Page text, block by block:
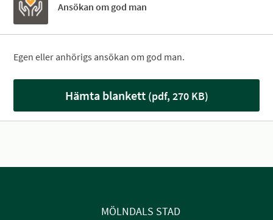
Ansökan om god man
Egen eller anhörigs ansökan om god man.
Hämta blankett(pdf, 270 KB)
MÖLNDALS STAD